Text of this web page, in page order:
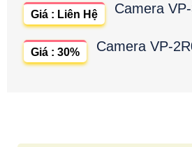
Camera
Giá : Liên Hệ
Camera VP-
Giá : 30%